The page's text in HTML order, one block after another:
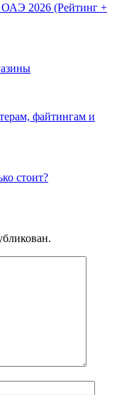
ОАЭ 2026 (Рейтинг +
файтингам и
стоит?